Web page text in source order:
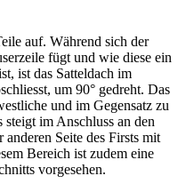
auf. Während sich der
fügt und wie diese ein
ist das Satteldach im
um 90° gedreht. Das
und im Gegensatz zu
steigt im Anschluss an den
Seite des Firsts mit
Bereich ist zudem eine
vorgesehen.